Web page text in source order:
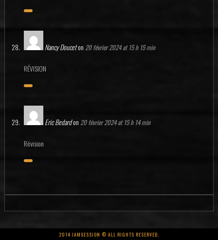
Nancy Douceton 20 février 2024 at 15 h 15 min
RÉVISION
Eric Bedardon 20 février 2024 at 15 h 14 min
Révision
2014 JAMSESSION © ALL RIGHTS RESERVED.